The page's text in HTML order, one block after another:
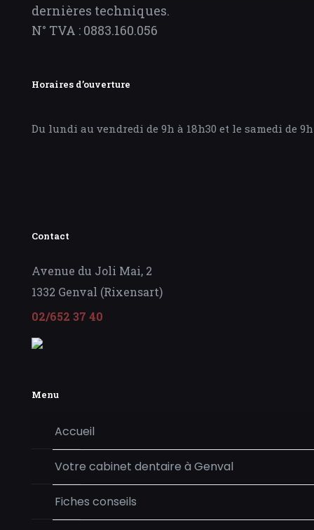
dernières techniques.
N° TVA : 0883.160.056
Horaires d’ouverture
Du lundi au vendredi de 9h à 18h30 et le samedi de 9h
Contact
Avenue du Joli Mai, 2
1332 Genval (Rixensart)
02/652 37 40
Menu
Accueil
Votre cabinet dentaire à Genval
Fiches conseils